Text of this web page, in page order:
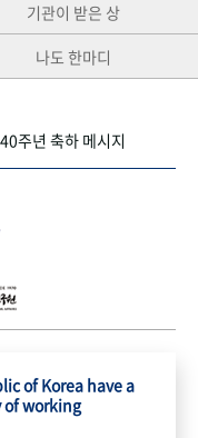
기관이 받은 상
나도 한마디
40주년 축하 메시지
of Korea have a
of working